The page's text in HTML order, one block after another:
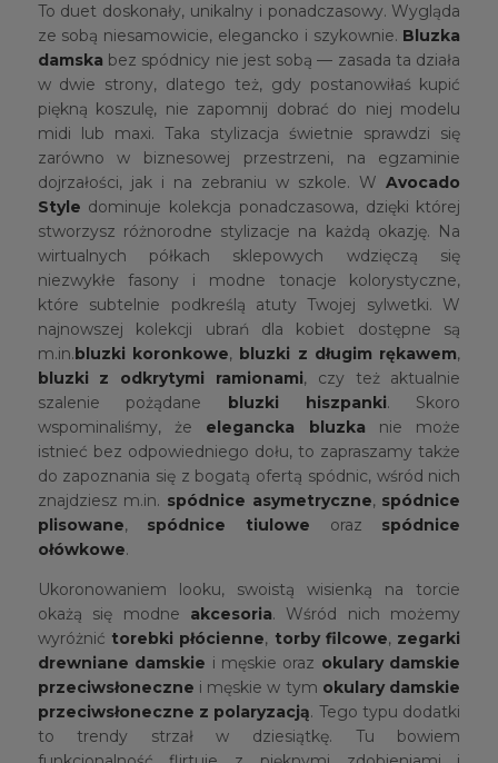
To duet doskonały, unikalny i ponadczasowy. Wygląda
ze sobą niesamowicie, elegancko i szykownie. Bluzka
damska bez spódnicy nie jest sobą — zasada ta działa
w dwie strony, dlatego też, gdy postanowiłaś kupić
piękną koszulę, nie zapomnij dobrać do niej modelu
midi lub maxi. Taka stylizacja świetnie sprawdzi się
zarówno w biznesowej przestrzeni, na egzaminie
dojrzałości, jak i na zebraniu w szkole. WAvocado
Style dominuje kolekcja ponadczasowa, dzięki której
stworzysz różnorodne stylizacje na każdą okazję. Na
wirtualnych półkach sklepowych wdzięczą się
niezwykłe fasony i modne tonacje kolorystyczne,
które subtelnie podkreślą atuty Twojej sylwetki. W
najnowszej kolekcji ubrań dla kobiet dostępne są
m.in.bluzki koronkowe, bluzki z długim rękawem,
bluzki z odkrytymi ramionami, czy też aktualnie
szalenie pożądane bluzki hiszpanki. Skoro
wspominaliśmy, że elegancka bluzka nie może
istnieć bez odpowiedniego dołu, to zapraszamy także
do zapoznania się z bogatą ofertą spódnic, wśród nich
znajdziesz m.in. spódnice asymetryczne, spódnice
plisowane, spódnice tiulowe oraz spódnice
ołówkowe.
Ukoronowaniem looku, swoistą wisienką na torcie
okażą się modne akcesoria. Wśród nich możemy
wyróżnić torebki płócienne, torby filcowe, zegarki
drewniane damskie i męskie oraz okulary damskie
przeciwsłoneczne i męskie w tym okulary damskie
przeciwsłoneczne z polaryzacją. Tego typu dodatki
to trendy strzał w dziesiątkę. Tu bowiem